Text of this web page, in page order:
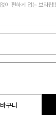
이 편하게 입는 브라탑!!
구니